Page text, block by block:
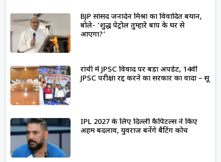
BJP सांसद जनार्दन मिश्रा का विवादित बयान,
बोले- ‘शुद्ध पेट्रोल तुम्हारे बाप के घर से
आएगा?’
रांची में JPSC विवाद पर बड़ा अपडेट, 14वीं
JPSC परीक्षा रद्द करने का सरकार का वादा – सूत्र
IPL 2027 के लिए दिल्ली कैपिटल्स ने किए
अहम बदलाव, युवराज बनेंगे बैटिंग कोच